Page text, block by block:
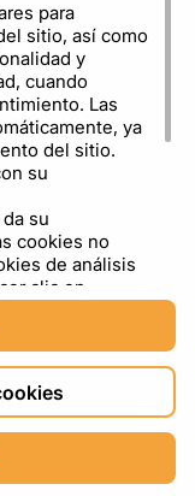
($)
para
sitio, así como
y
cuando
Las
ya
del sitio.
su
su
cookies no
de análisis
clic en
de cookies
su
través del
parte inferior del
el uso de